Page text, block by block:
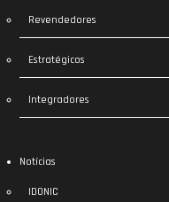
Revendedores
Estratégicos
Integradores
Notícias
IDONIC